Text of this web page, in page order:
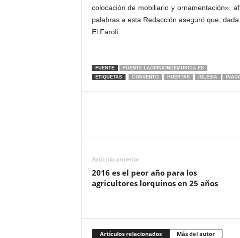
colocación de mobiliario y ornamentación»,
palabras a esta Redacción aseguró que,
El Faroli.
FUENTE
FUENTE LAOPINIONDEMURCIA.ES
ETIQUETAS
CONVENTO HUERTAS IGLESIA
Artículo anterior
2016 es el peor año para los
agricultores lorquinos en 25 años
Artículos relacionados Más del autor